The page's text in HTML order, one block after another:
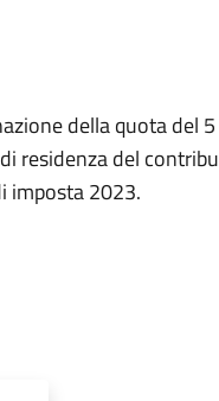
della quota del 5
residenza del
imposta 2023.